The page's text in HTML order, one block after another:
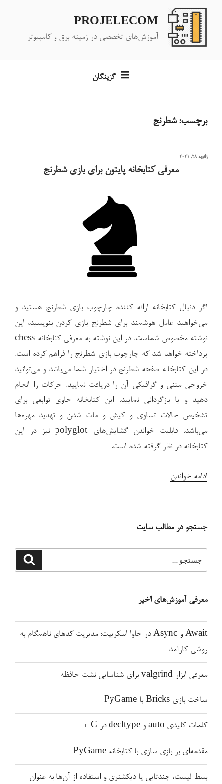
PROJELECOM
آموزش‌های تخصصی در زمینه برق و کامپیوتر
گزینگان
برچسب:شطرنج
نوشته‌شده
ژانویه 28, 2021
معرفی کتابخانه پایتون برای بازی شطرنج
اگر دنبال کتابخانه ارائه کننده چارچوب بازی شطرنج هستید و
می‌خواهید عامل هوشمند برای شطرنج بازی کردن بنویسید، این
نوشته مخصوص شماست. در این نوشته به معرفی کتابخانه chess
پرداخته خواهد شد که چارچوب بازی شطرنج را فراهم کرده است.
در این کتابخانه صفحه شطرنج در اختیار شما می‌باشد و می‌توانید
خروجی متنی و گرافیکی آن را دریافت نمایید. حرکات را انجام
دهید و یا بازگردانی نمایید. این کتابخانه حاوی توابعی برای
تشخیص حالات تساوی و کیش و مات شدن و تهدید مهره‌ها
می‌باشد. قابلیت خواندن گشایش‌های polyglot نیز در این
کتابخانه در نظر گرفته شده است.
ادامه خواندن
برای
جستجو در مطالب سایت
برای
جستجو
معرفی آموزش‌های اخیر
Await و Async در جاوا اسکریپت: مدیریت کدهای ناهمگام به
روشی کارآمد
معرفی ابزار valgrind برای شناسایی نشت حافظه
ساخت بازی Bricks با PyGame
کلمات کلیدی auto و decltype در C++
مقدمه‌ای بر بازی سازی با کتابخانه PyGame
بسط لیست، چندتایی یا دیکشنری و استفاده از آن‌ها به عنوان